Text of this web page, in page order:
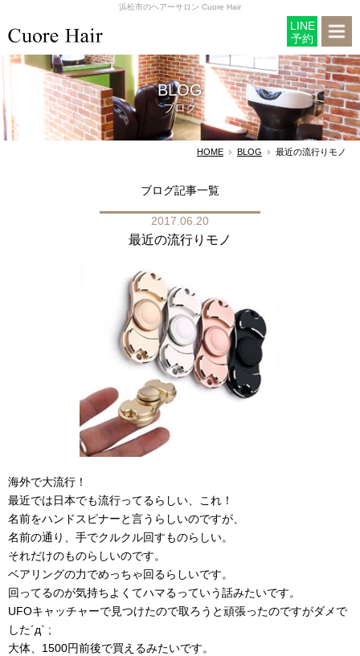
浜松市のヘアーサロン Cuore Hair
LINE
予約
BLOG
ブログ
HOME BLOG 最近の流行りモノ
ブログ記事一覧
2017.06.20
最近の流行りモノ
海外で大流行！
最近では日本でも流行ってるらしい、これ！
名前をハンドスピナーと言うらしいのですが、
名前の通り、手でクルクル回すものらしい。
それだけのものらしいのです。
ベアリングの力でめっちゃ回るらしいです。
回ってるのが気持ちよくてハマるっていう話みたいです。
UFOキャッチャーで見つけたので取ろうと頑張ったのですがダメで
した´д` ;
大体、1500円前後で買えるみたいです。